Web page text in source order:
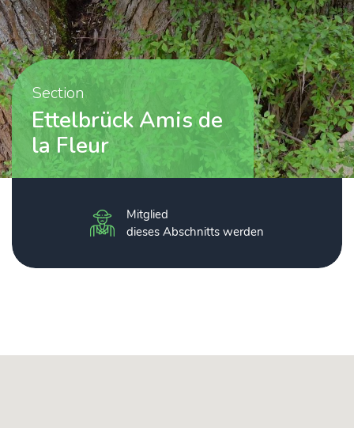
Section
Ettelbrück Amis de
la Fleur
Mitglied
dieses Abschnitts werden